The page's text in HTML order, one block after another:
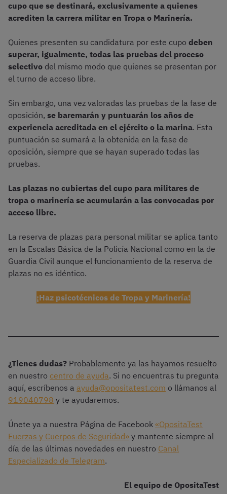
cupo que se destinará, exclusivamente a quienes
acrediten la carrera militar en Tropa o Marinería.
Quienes presenten su candidatura por este cupo deben
superar, igualmente, todas las pruebas del proceso
selectivo del mismo modo que quienes se presentan por
el turno de acceso libre.
Sin embargo, una vez valoradas las pruebas de la fase de
oposición, se baremarán y puntuarán los años de
experiencia acreditada en el ejército o la marina. Esta
puntuación se sumará a la obtenida en la fase de
oposición, siempre que se hayan superado todas las
pruebas.
Las plazas no cubiertas del cupo para militares de
tropa o marinería se acumularán a las convocadas por
acceso libre.
La reserva de plazas para personal militar se aplica tanto
en la Escalas Básica de la Policía Nacional como en la de
Guardia Civil aunque el funcionamiento de la reserva de
plazas no es idéntico.
¡Haz psicotécnicos de Tropa y Marinería!
¿Tienes dudas? Probablemente ya las hayamos resuelto
en nuestro centro de ayuda. Si no encuentras tu pregunta
aquí, escríbenos a ayuda@opositatest.com o llámanos al
919040798 y te ayudaremos.
Únete ya a nuestra Página de Facebook «OpositaTest
Fuerzas y Cuerpos de Seguridad» y mantente siempre al
día de las últimas novedades en nuestro Canal
Especializado de Telegram.
El equipo de OpositaTest